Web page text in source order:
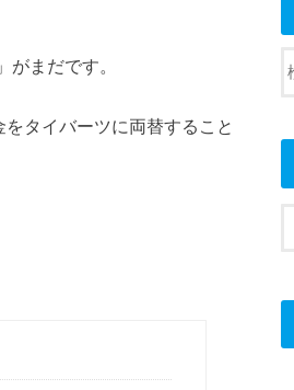
まだです。
タイバーツに両替すること